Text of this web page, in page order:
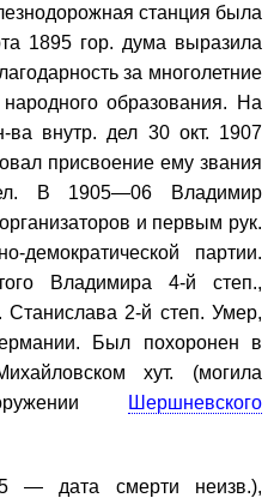
станция была
1895 гор. дума выразила
за многолетние
образования. На
ва внутр. дел 30 окт. 1907
присвоение ему звания
В 1905—06 Владимир
и первым рук.
демократической партии.
Владимира 4-й степ.,
2-й степ. Умер,
Был похоронен в
хут. (могила
Шершневского
— дата смерти неизв.),